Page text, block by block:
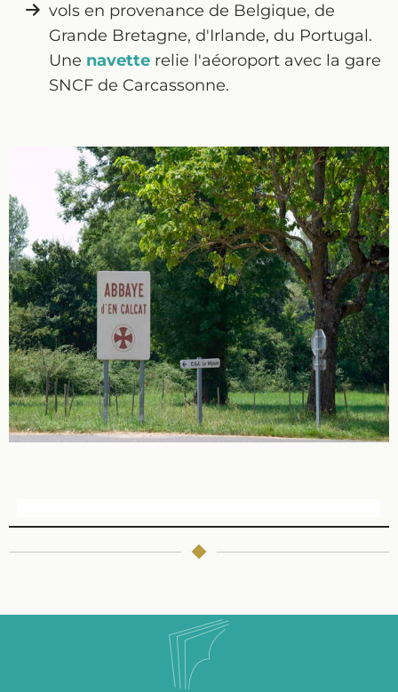
vols en provenance de Belgique, de
Grande Bretagne, d'Irlande, du Portugal.
Une navette relie l'aéoroport avec la gare
SNCF de Carcassonne.